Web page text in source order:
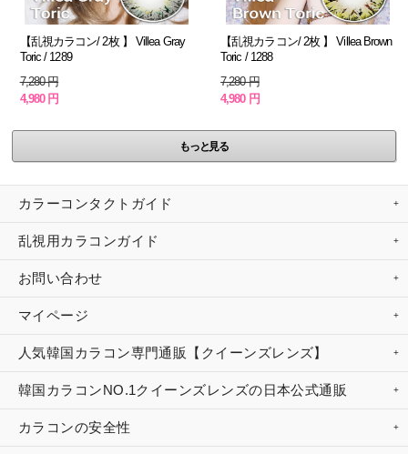
【乱視カラコン/ 2枚 】 Villea Gray
Toric / 1289
7,280 円
4,980 円
【乱視カラコン/ 2枚 】 Villea Brown
Toric / 1288
7,280 円
4,980 円
もっと見る
カラーコンタクトガイド
乱視用カラコンガイド
お問い合わせ
マイページ
人気韓国カラコン専門通販【クイーンズレンズ】
韓国カラコンNO.1クイーンズレンズの日本公式通販
カラコンの安全性